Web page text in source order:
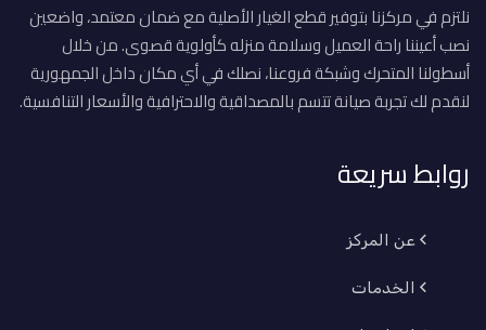
نلتزم في مركزنا بتوفير قطع الغيار الأصلية مع ضمان معتمد، واضعين
نصب أعيننا راحة العميل وسلامة منزله كأولوية قصوى. من خلال
أسطولنا المتحرك وشبكة فروعنا، نصلك في أي مكان داخل الجمهورية
لنقدم لك تجربة صيانة تتسم بالمصداقية والاحترافية والأسعار التنافسية.
روابط سريعة
عن المركز
الخدمات